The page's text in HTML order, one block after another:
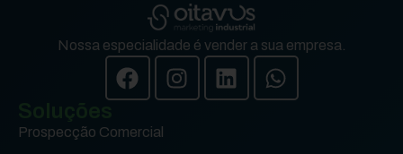
Nossa especialidade é vender a sua empresa.
Prospecção Comercial